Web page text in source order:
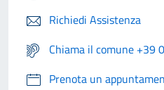
Richiedi Assistenza
Chiama il comune +39
Prenota un